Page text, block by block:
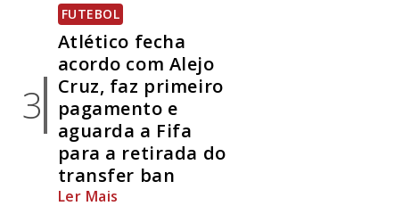
3
FUTEBOL
Atlético fecha
acordo com Alejo
Cruz, faz primeiro
pagamento e
aguarda a Fifa
para a retirada do
transfer ban
Ler Mais